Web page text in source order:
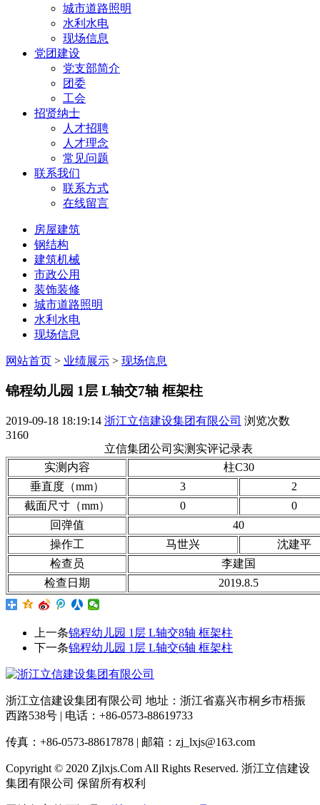
城市道路照明
水利水电
现场信息
党团建设
党支部简介
团委
工会
招贤纳士
人才招聘
人才理念
常见问题
联系我们
联系方式
在线留言
房屋建筑
钢结构
建筑机械
市政公用
装饰装修
城市道路照明
水利水电
现场信息
网站首页 > 业绩展示 > 现场信息
锦程幼儿园 1层 L轴交7轴 框架柱
2019-09-18 18:19:14 浙江立信建设集团有限公司 浏览次数
3160
立信集团公司实测实评记录表
实测内容
柱C30
垂直度（mm）
3
2
截面尺寸（mm）
0
0
回弹值
40
操作工
马世兴
沈建平
检查员
李建国
检查日期
2019.8.5
上一条锦程幼儿园 1层 L轴交8轴 框架柱
下一条锦程幼儿园 1层 L轴交6轴 框架柱
浙江立信建设集团有限公司 地址：浙江省嘉兴市桐乡市梧振
西路538号 | 电话：+86-0573-88619733
传真：+86-0573-88617878 | 邮箱：zj_lxjs@163.com
Copyright © 2020 Zjlxjs.Com All Rights Reserved. 浙江立信建设
集团有限公司 保留所有权利